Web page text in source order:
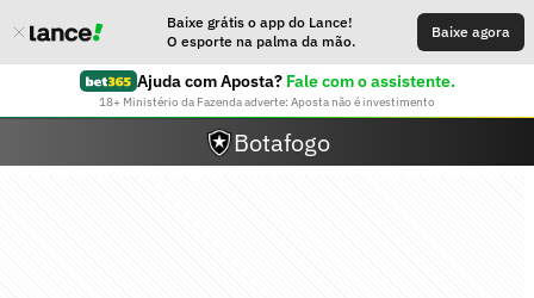
Baixe grátis o app do Lance!
O esporte na palma da mão.
Baixe agora
Ajuda com Aposta? Fale com o assistente.
18+ Ministério da Fazenda adverte: Aposta não é investimento
Botafogo